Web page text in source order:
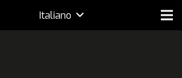
Italiano